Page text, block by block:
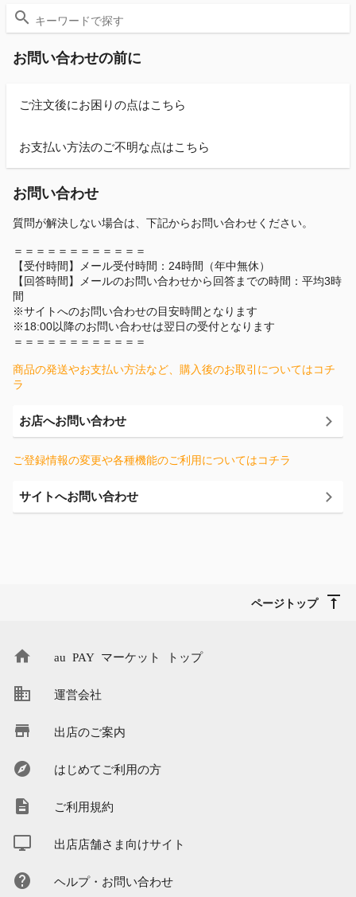
お問い合わせの前に
ご注文後にお困りの点はこちら
お支払い方法のご不明な点はこちら
お問い合わせ
質問が解決しない場合は、下記からお問い合わせください。
＝＝＝＝＝＝＝＝＝＝＝＝
【受付時間】メール受付時間：24時間（年中無休）
【回答時間】メールのお問い合わせから回答までの時間：平均3時
間
※サイトへのお問い合わせの目安時間となります
※18:00以降のお問い合わせは翌日の受付となります
＝＝＝＝＝＝＝＝＝＝＝＝
商品の発送やお支払い方法など、購入後のお取引についてはコチ
ラ
お店へお問い合わせ
ご登録情報の変更や各種機能のご利用についてはコチラ
サイトへお問い合わせ
ページトップ
au PAY マーケット トップ
運営会社
出店のご案内
はじめてご利用の方
ご利用規約
出店店舗さま向けサイト
ヘルプ・お問い合わせ